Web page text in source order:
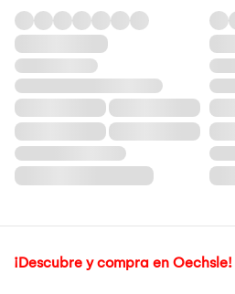
¡Descubre y compra en Oechsle!